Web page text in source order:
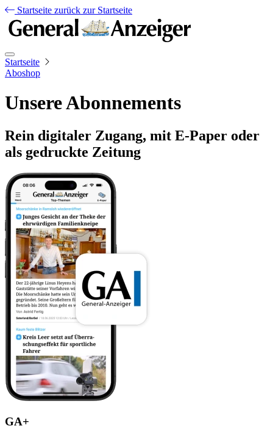
Startseite zurück zur Startseite
Startseite
Aboshop
Unsere Abonnements
Rein digitaler Zugang, mit E-Paper oder
als gedruckte Zeitung
GA+